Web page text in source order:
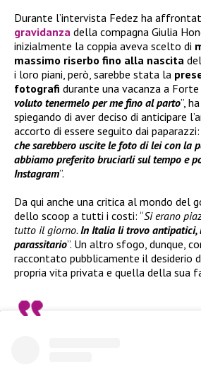
Durante l’intervista Fedez ha
gravidanza della compagna Giulia
inizialmente la coppia aveva scelto di
massimo riserbo fino alla nascita
i loro piani, però, sarebbe stata la
fotografi durante una vacanza a Forte
voluto tenermelo per me fino al parto”,
spiegando di aver deciso di anticipare
accorto di essere seguito dai paparazzi:
che sarebbero uscite le foto di lei con la
abbiamo preferito bruciarli sul tempo e
Instagram”.
Da qui anche una critica al mondo del
dello scoop a tutti i costi: “Si erano
tutto il giorno.In Italia li trovo antipatici,
parassitario”. Un altro sfogo, dunque,
raccontato pubblicamente il desiderio
propria vita privata e quella della sua